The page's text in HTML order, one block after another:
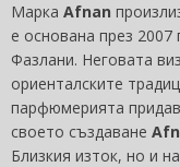
Марка Afnan
е основана през
Фазлани. Неговата
ориенталските
парфюмерията
своето създаване
Близкия изток, но и